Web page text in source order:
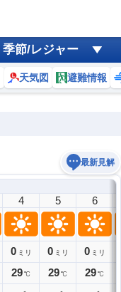
季節/レジャー
天気図 避難情報
最新見解
4
0 ミリ
29℃
5
0 ミリ
29℃
6
0 ミリ
29℃